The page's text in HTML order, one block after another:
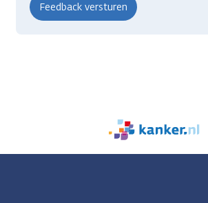
We
zijn